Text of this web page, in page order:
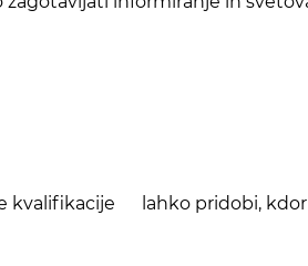
kvalifikacije lahko pridobi,